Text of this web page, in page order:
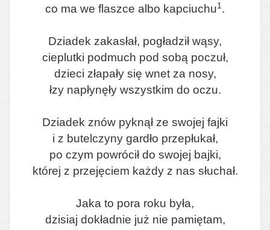
co ma we flaszce albo kapciuchu1.
Dziadek zakasłał, pogładził wąsy,
cieplutki podmuch pod sobą poczuł,
dzieci złapały się wnet za nosy,
łzy napłynęły wszystkim do oczu.
Dziadek znów pyknął ze swojej fajki
i z butelczyny gardło przepłukał,
po czym powrócił do swojej bajki,
której z przejęciem każdy z nas słuchał.
Jaka to pora roku była,
dzisiaj dokładnie już nie pamiętam,